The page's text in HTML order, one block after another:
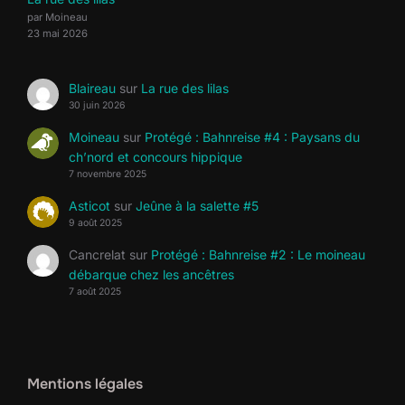
par Moineau
23 mai 2026
Blaireausur La rue des lilas
30 juin 2026
Moineausur Protégé : Bahnreise #4 : Paysans du
ch’nord et concours hippique
7 novembre 2025
Asticot sur Jeûne à la salette #5
9 août 2025
Cancrelat sur Protégé : Bahnreise #2 : Le moineau
débarque chez les ancêtres
7 août 2025
Mentions légales